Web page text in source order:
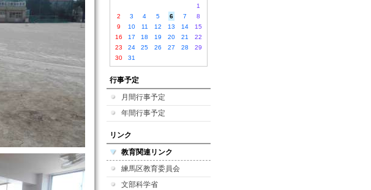
1
2
3 4 5 6 7
8
9
10 11 12 13 14
15
16
17 18 19 20 21
22
23
24 25 26 27 28
29
30
31
行事予定
月間行事予定
年間行事予定
リンク
教育関連リンク
練馬区教育委員会
文部科学省